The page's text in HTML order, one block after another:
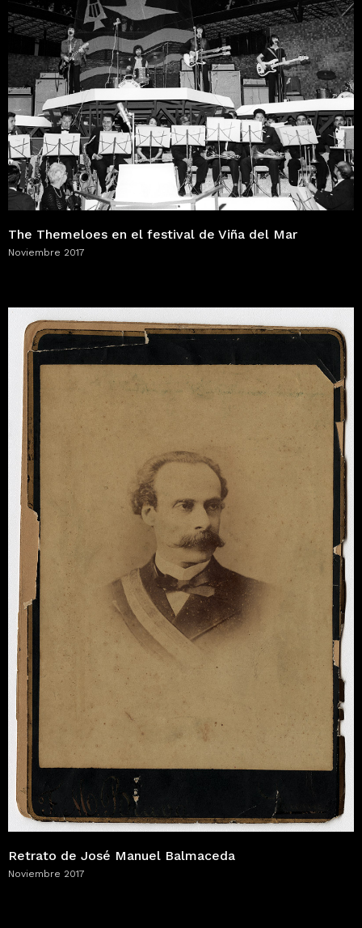
The Themeloes en el festival de Viña del Mar
Noviembre 2017
Retrato de José Manuel Balmaceda
Noviembre 2017